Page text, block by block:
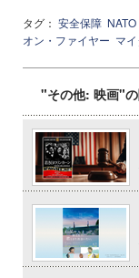
タグ： 安全保障 NATO
オン・ファイヤー マ
"その他: 映画"